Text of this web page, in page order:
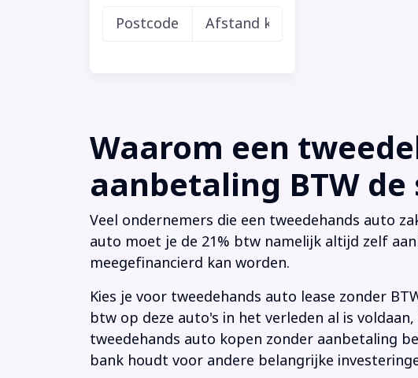
Waarom een
aanbetaling BTW
Veel ondernemers die een tweedehands auto
auto moet je de 21% btw namelijk altijd zelf
meegefinancierd kan worden.
Kies je voor tweedehands auto lease zonder
btw op deze auto's in het verleden al is
tweedehands auto kopen zonder aanbetaling
bank houdt voor andere belangrijke